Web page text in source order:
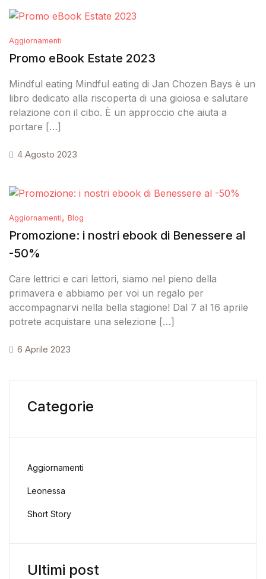
Aggiornamenti
Promo eBook Estate 2023
Mindful eating Mindful eating di Jan Chozen Bays è un
libro dedicato alla riscoperta di una gioiosa e salutare
relazione con il cibo. È un approccio che aiuta a
portare […]
4 Agosto 2023
Aggiornamenti, Blog
Promozione: i nostri ebook di Benessere al
-50%
Care lettrici e cari lettori, siamo nel pieno della
primavera e abbiamo per voi un regalo per
accompagnarvi nella bella stagione! Dal 7 al 16 aprile
potrete acquistare una selezione […]
6 Aprile 2023
Categorie
Aggiornamenti
Leonessa
Short Story
Ultimi post